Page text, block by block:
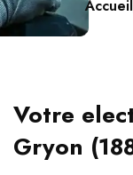
Accueil
Votre
Gryon